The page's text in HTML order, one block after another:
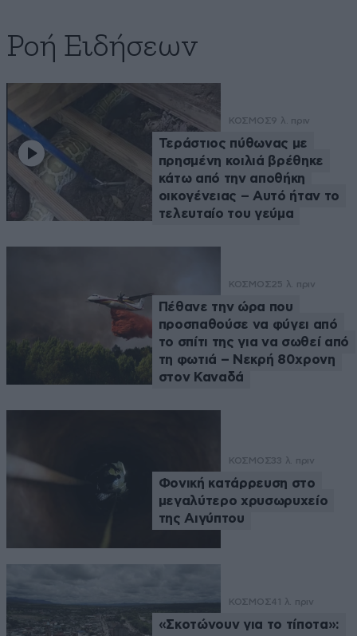
Ροή Ειδήσεων
ΚΟΣΜΟΣ9 λ. πριν
Τεράστιος πύθωνας με
πρησμένη κοιλιά βρέθηκε
κάτω από την αποθήκη
οικογένειας – Αυτό ήταν το
τελευταίο του γεύμα
ΚΟΣΜΟΣ25 λ. πριν
Πέθανε την ώρα που
προσπαθούσε να φύγει από
το σπίτι της για να σωθεί από
τη φωτιά – Νεκρή 80χρονη
στον Καναδά
ΚΟΣΜΟΣ33 λ. πριν
Φονική κατάρρευση στο
μεγαλύτερο χρυσωρυχείο
της Αιγύπτου
ΚΟΣΜΟΣ41 λ. πριν
«Σκοτώνουν για το τίποτα»: